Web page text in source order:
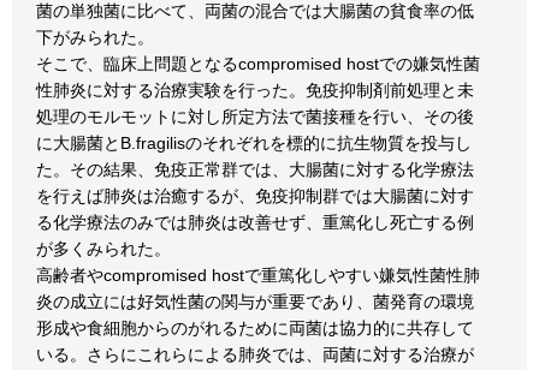
菌の単独菌に比べて、両菌の混合では大腸菌の貧食率の低
下がみられた。
そこで、臨床上問題となるcompromised hostでの嫌気性菌
性肺炎に対する治療実験を行った。免疫抑制剤前処理と未
処理のモルモットに対し所定方法で菌接種を行い、その後
に大腸菌とB.fragilisのそれぞれを標的に抗生物質を投与し
た。その結果、免疫正常群では、大腸菌に対する化学療法
を行えば肺炎は治癒するが、免疫抑制群では大腸菌に対す
る化学療法のみでは肺炎は改善せず、重篤化し死亡する例
が多くみられた。
高齢者やcompromised hostで重篤化しやすい嫌気性菌性肺
炎の成立には好気性菌の関与が重要であり、菌発育の環境
形成や食細胞からのがれるために両菌は協力的に共存して
いる。さらにこれらによる肺炎では、両菌に対する治療が